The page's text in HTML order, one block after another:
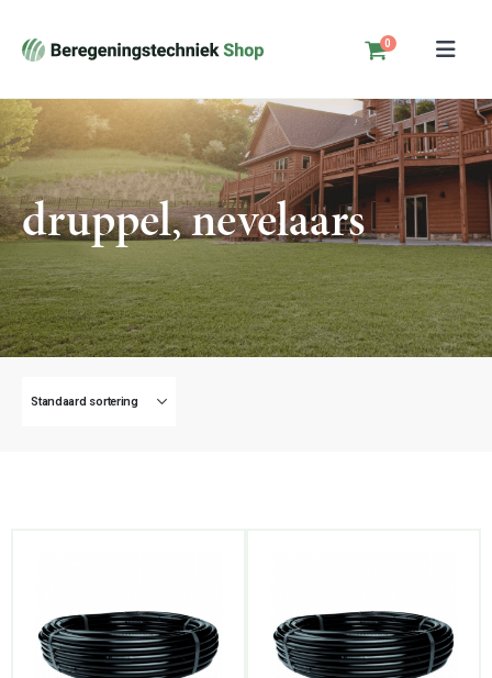
0
druppel, nevelaars